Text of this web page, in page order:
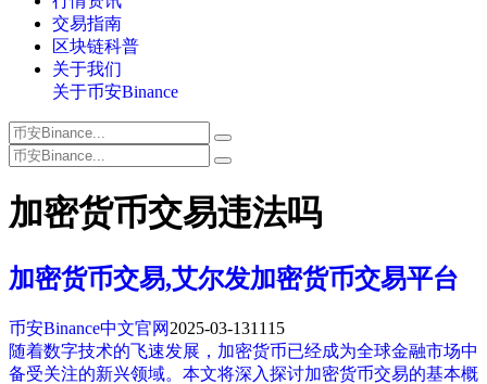
交易指南
区块链科普
关于我们
关于币安Binance
加密货币交易违法吗
加密货币交易,艾尔发加密货币交易平台
币安Binance中文官网 2025-03-131115
随着数字技术的飞速发展，加密货币已经成为全球金融市场中
备受关注的新兴领域。本文将深入探讨加密货币交易的基本概